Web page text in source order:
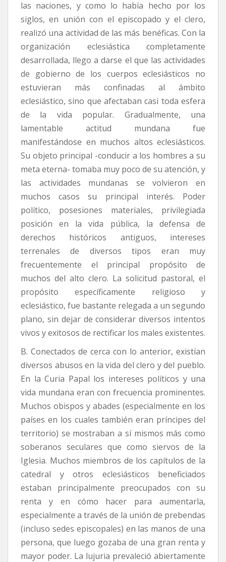
las naciones, y como lo había hecho por los
siglos, en unión con el episcopado y el clero,
realizó una actividad de las más benéficas. Con la
organización eclesiástica completamente
desarrollada, llego a darse el que las actividades
de gobierno de los cuerpos eclesiásticos no
estuvieran más confinadas al ámbito
eclesiástico, sino que afectaban casi toda esfera
de la vida popular. Gradualmente, una
lamentable actitud mundana fue
manifestándose en muchos altos eclesiásticos.
Su objeto principal -conducir a los hombres a su
meta eterna- tomaba muy poco de su atención, y
las actividades mundanas se volvieron en
muchos casos su principal interés. Poder
político, posesiones materiales, privilegiada
posición en la vida pública, la defensa de
derechos históricos antiguos, intereses
terrenales de diversos tipos eran muy
frecuentemente el principal propósito de
muchos del alto clero. La solicitud pastoral, el
propósito específicamente religioso y
eclesiástico, fue bastante relegada a un segundo
plano, sin dejar de considerar diversos intentos
vivos y exitosos de rectificar los males existentes.
B. Conectados de cerca con lo anterior, existían
diversos abusos en la vida del clero y del pueblo.
En la Curia Papal los intereses políticos y una
vida mundana eran con frecuencia prominentes.
Muchos obispos y abades (especialmente en los
países en los cuales también eran príncipes del
territorio) se mostraban a sí mismos más como
soberanos seculares que como siervos de la
Iglesia. Muchos miembros de los capítulos de la
catedral y otros eclesiásticos beneficiados
estaban principalmente preocupados con su
renta y en cómo hacer para aumentarla,
especialmente a través de la unión de prebendas
(incluso sedes episcopales) en las manos de una
persona, que luego gozaba de una gran renta y
mayor poder. La lujuria prevaleció abiertamente